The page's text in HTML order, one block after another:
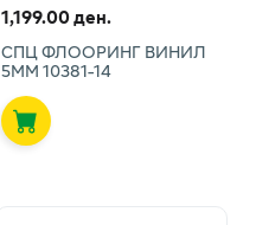
1,199.00 ден.
СПЦ ФЛООРИНГ ВИНИЛ
5ММ 10381-14